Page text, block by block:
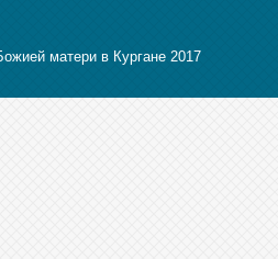
матери в Кургане 2017